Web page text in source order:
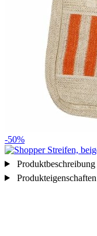
-50%
Produktbeschreibung
Produkteigenschaften